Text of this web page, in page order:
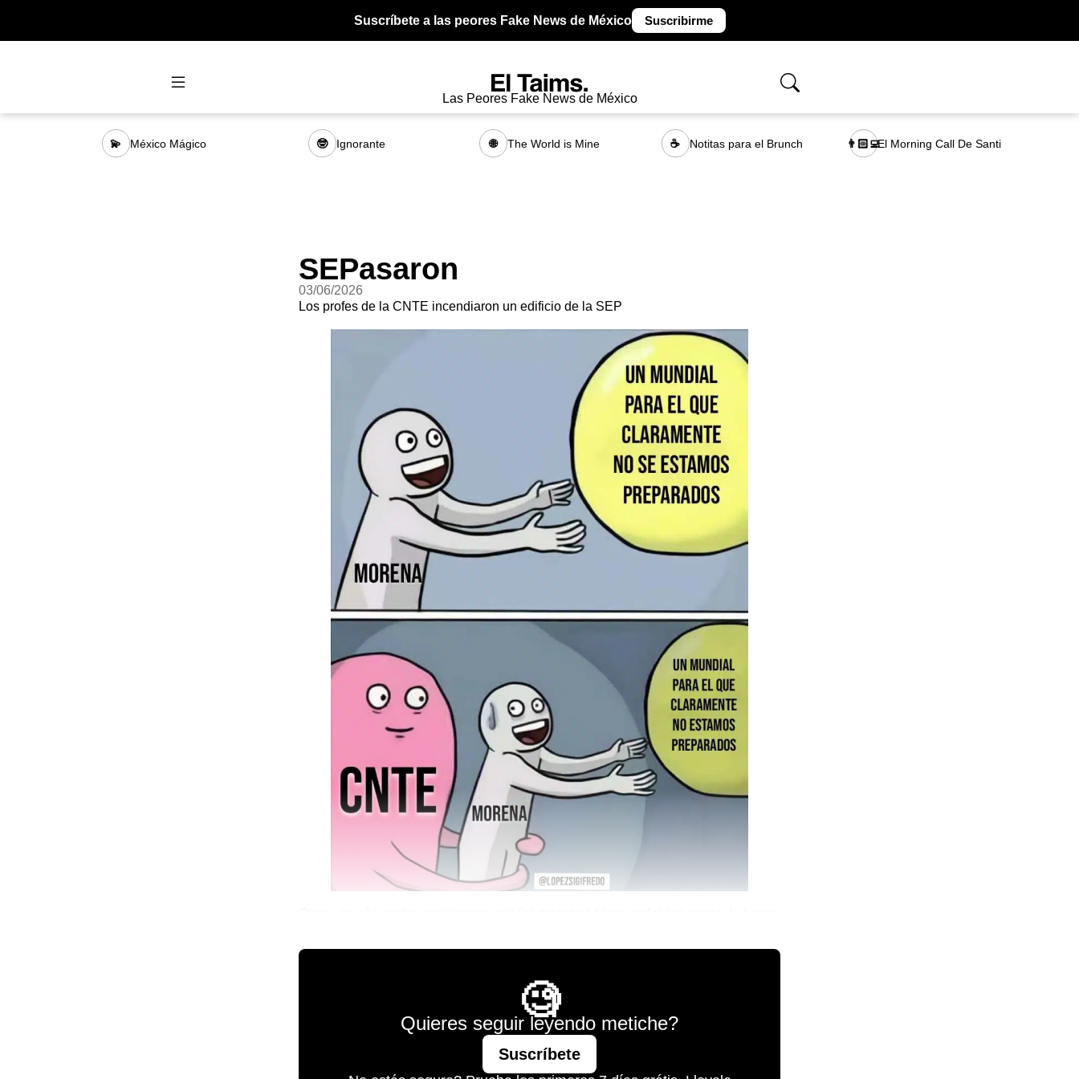
Suscríbete a las peores Fake News de México Suscribirme
Las Peores Fake News de México
💫 México Mágico 🤓 Ignorante 🌐 The World is Mine ☕ Notitas para el Brunch 👨🏻‍💻El Morning Call De Santi
SEPasaron
03/06/2026
Los profes de la CNTE incendiaron un edificio de la SEP
🧐
Quieres seguir leyendo metiche?
Suscríbete